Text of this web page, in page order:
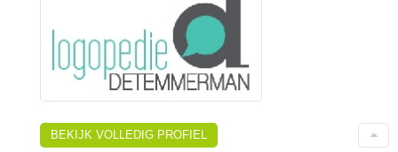
BEKIJK VOLLEDIG PROFIEL